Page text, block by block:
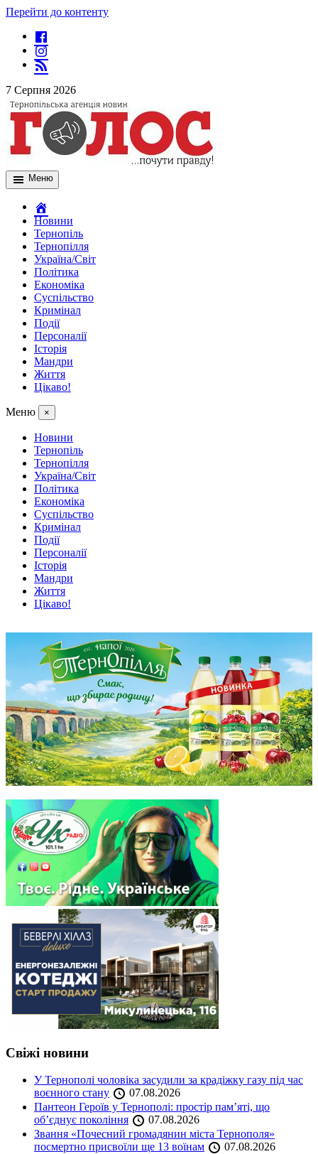
Перейти до контенту
7 Серпня 2026
Меню
Новини
Тернопіль
Тернопілля
Україна/Світ
Політика
Економіка
Суспільство
Кримінал
Події
Персоналії
Історія
Мандри
Життя
Цікаво!
Меню ×
Новини
Тернопіль
Тернопілля
Україна/Світ
Політика
Економіка
Суспільство
Кримінал
Події
Персоналії
Історія
Мандри
Життя
Цікаво!
Свіжі новини
У Тернополі чоловіка засудили за крадіжку газу під час
воєнного стану
07.08.2026
Пантеон Героїв у Тернополі: простір пам’яті, що
об’єднує покоління
07.08.2026
Звання «Почесний громадянин міста Тернополя»
посмертно присвоїли ще 13 воїнам
07.08.2026